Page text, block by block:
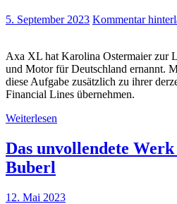
5. September 2023 Kommentar
Axa XL hat Karolina Ostermaier zur
und Motor für Deutschland ernannt.
diese Aufgabe zusätzlich zu ihrer
Financial Lines übernehmen.
Weiterlesen
Das unvollendete
Buberl
12. Mai 2023